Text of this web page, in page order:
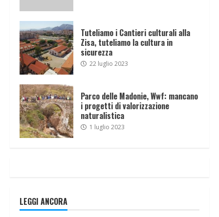
Tuteliamo i Cantieri culturali alla
Zisa, tuteliamo la cultura in
sicurezza
22 luglio 2023
Parco delle Madonie, Wwf: mancano
i progetti di valorizzazione
naturalistica
1 luglio 2023
LEGGI ANCORA